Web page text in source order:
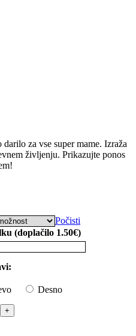
za vse super mame. Izraža
življenju. Prikazujte ponos
Počisti
(doplačilo 1.50€)
Desno